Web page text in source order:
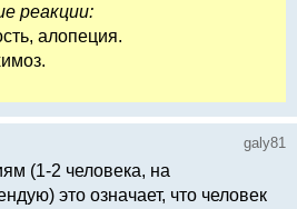
реакции:
алопеция.
galy81
(1-2 человека, на
это означает, что человек